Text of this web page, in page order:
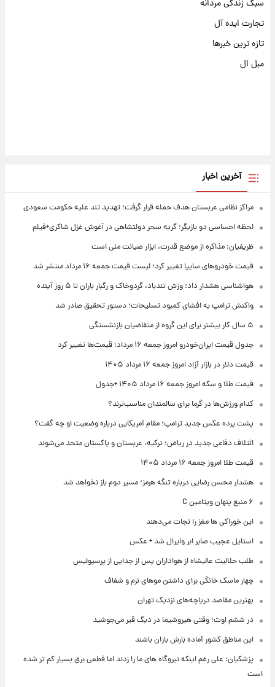
سبک زندگی مردانه
تجارت ایده آل
تازه ترین خبرها
مبل ال
آخرین اخبار
مراکز نظامی عربستان هدف حمله قرار گرفت؛ تهدید تند علیه حکومت سعودی
لحظه احساسی دو بازیگر؛ گریه سحر دولتشاهی در آغوش غزل شاکری+فیلم
ظریفیان: مذاکره از موضع قدرت، ابزار صیانت ملی است
قیمت خودروهای سایپا تغییر کرد؛ لیست قیمت جمعه ۱۶ مرداد منتشر شد
هواشناسی هشدار داد: وزش تندباد، گردوخاک و رگبار باران تا ۵ روز آینده
واکنش ترامپ به افشای کمبود تسلیحات؛ دستور تحقیق صادر شد
۵ سال کار بیشتر برای این گروه از متقاضیان بازنشستگی
جدول قیمت ایران‌خودرو امروز جمعه ۱۶ مرداد؛ قیمت‌ها تغییر کرد
قیمت دلار در بازار آزاد امروز جمعه ۱۶ مرداد ۱۴۰۵
قیمت طلا و سکه امروز جمعه ۱۶ مرداد ۱۴۰۵ +جدول
کدام ورزش‌ها در گرما برای سالمندان مناسب‌ترند؟
پشت پرده عکس جدید ترامپ؛ مقام آمریکایی درباره وضعیت او چه گفت؟
ائتلاف دفاعی جدید در ریاض؛ ترکیه، عربستان و پاکستان متحد می‌شوند
قیمت طلا امروز جمعه ۱۶ مرداد ۱۴۰۵
هشدار محسن رضایی درباره تنگه هرمز؛ مسیر دوم باز نخواهد شد
۶ منبع پنهان ویتامین C
این خوراکی ها مغز را نجات می‌دهند
استایل عجیب صابر ابر وایرال شد + عکس
طلب حلالیت عالیشاه از هواداران پس از جدایی از پرسپولیس
چهار ماسک خانگی برای داشتن موهای نرم و شفاف
بهترین مقاصد دریاچه‌های نزدیک تهران
در ششم اوت؛ وقتی هیروشیما در دیگ قیر می‌جوشید
این مناطق کشور آماده بارش باران باشند
پزشکیان: علی رغم اینکه نیروگاه های ما را زدند اما قطعی برق بسیار کم تر شده
است